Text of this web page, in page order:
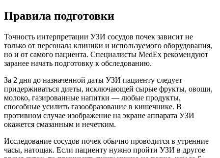
Правила подготовки
Точность интерпретации УЗИ сосудов почек зависит не
только от персонала клиники и используемого оборудования,
но и от самого пациента. Специалисты MedEx рекомендуют
заранее начать подготовку к обследованию.
За 2 дня до назначенной даты УЗИ пациенту следует
придерживаться диеты, исключающей сырые фрукты, овощи,
молоко, газированные напитки — любые продукты,
способные усилить газообразование в кишечнике. В
противном случае изображение на экране аппарата УЗИ
окажется смазанным и нечетким.
Исследование сосудов почек обычно проводится в утренние
часы, натощак. Если пациенту нужно пройти УЗИ в другое